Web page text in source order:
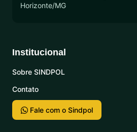
Horizonte/MG
Institucional
Sobre SINDPOL
Contato
Fale com o Sindpol